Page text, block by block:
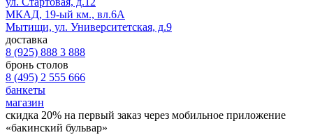
МКАД, 19-ый км., вл.6А
Мытищи, ул. Университетская, д.9
доставка
8 (925) 888 3 888
бронь столов
8 (495) 2 555 666
банкеты
магазин
скидка 20% на первый заказ через мобильное приложение
«бакинский бульвар»